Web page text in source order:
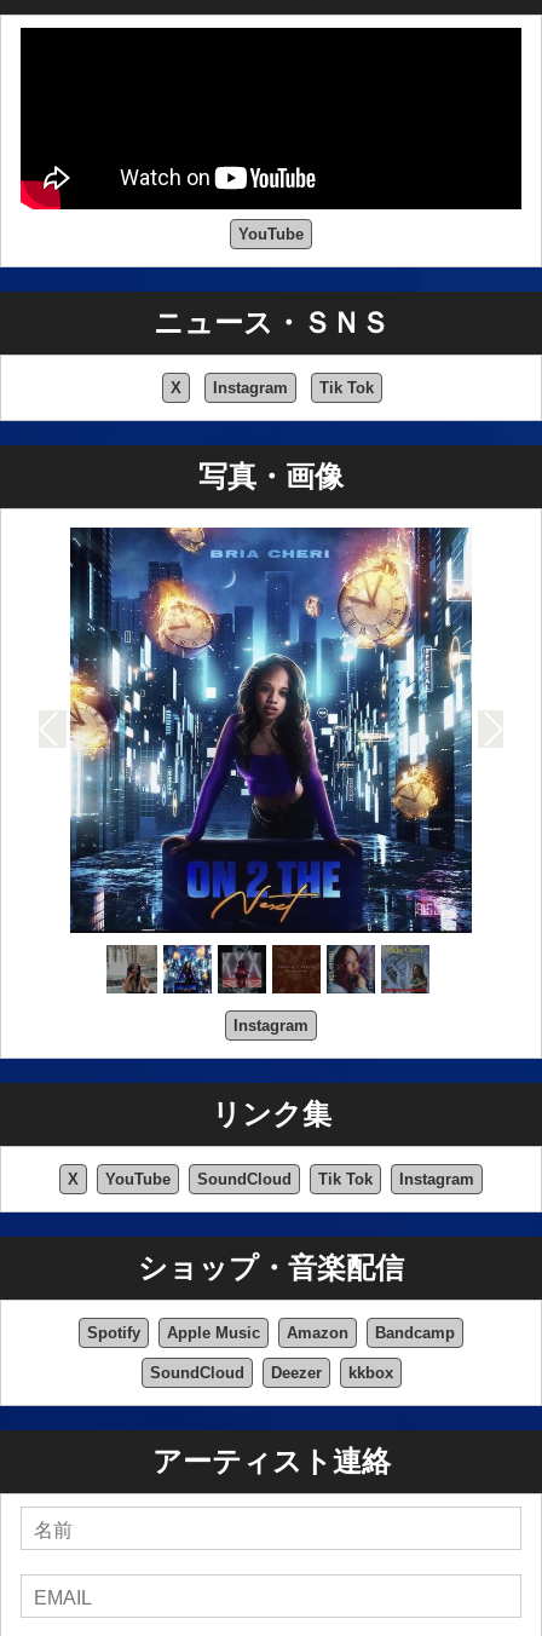
YouTube
ニュース・ＳＮＳ
X Instagram Tik Tok
写真・画像
Instagram
リンク集
X YouTube SoundCloud Tik Tok Instagram
ショップ・音楽配信
Spotify Apple Music Amazon Bandcamp
SoundCloud Deezer kkbox
アーティスト連絡